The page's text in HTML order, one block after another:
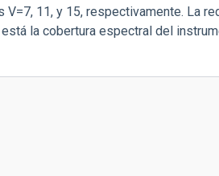
11, y 15, respectivamente. La
la cobertura espectral del